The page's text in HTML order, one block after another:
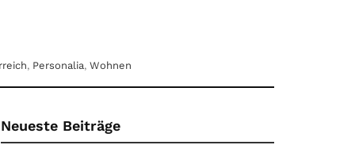
, Personalia, Wohnen
Neueste Beiträge